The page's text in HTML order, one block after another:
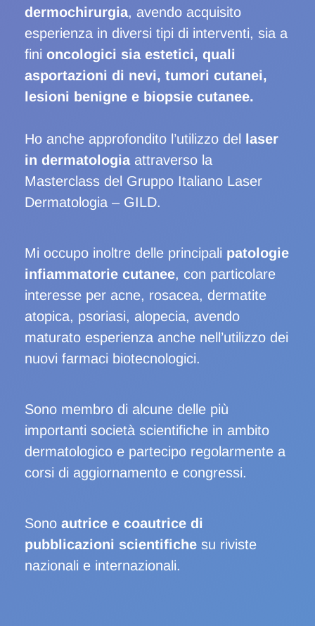
dermochirurgia, avendo acquisito
esperienza in diversi tipi di interventi, sia a
finioncologici sia estetici, quali
asportazioni di nevi, tumori cutanei,
lesioni benigne e biopsie cutanee.
Ho anche approfondito l’utilizzo del laser
in dermatologia attraverso la
Masterclass del Gruppo Italiano Laser
Dermatologia – GILD.
Mi occupo inoltre delle principali patologie
infiammatorie cutanee, con particolare
interesse per acne, rosacea, dermatite
atopica, psoriasi, alopecia, avendo
maturato esperienza anche nell’utilizzo dei
nuovi farmaci biotecnologici.
Sono membro di alcune delle più
importanti società scientifiche in ambito
dermatologico e partecipo regolarmente a
corsi di aggiornamento e congressi.
Sonoautrice e coautrice di
pubblicazioni scientifiche su riviste
nazionali e internazionali.